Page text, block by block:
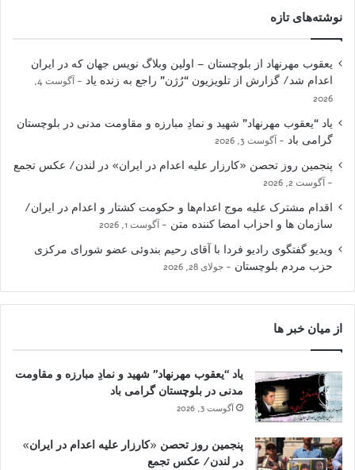
نوشته‌های تازه
یعقوب مهرنهاد از بلوچستان – اولین وبلاگ نویس جهان که در ایران
اعدام شد/ گزارش از تلویزیون “رُژن” راجع به زنده یاد
آگوست 4,
2026
یاد “یعقوب مهرنهاد” شهید و نمادِ مبارزه و مقاومت مدنی در بلوچستان
گرامی باد
آگوست 3, 2026
پنجمین روز تحصن «کارزار علیه اعدام در ایران» در لندن/ عکس تجمع
آگوست 2, 2026
اقدام مشترک علیه موج اعدام‌ها و حکومت کشتار و اعدام در ایران/
سازمان ها و احزاب امضا کننده متن
آگوست 1, 2026
ویدیو گفتگوی رادیو فردا با آقای رحیم بندوئی عضو شورای مرکزی
حزب مردم بلوچستان
جولای 28, 2026
از میان خبر ها
یاد “یعقوب مهرنهاد” شهید و نمادِ مبارزه و مقاومت
مدنی در بلوچستان گرامی باد
آگوست 3, 2026
پنجمین روز تحصن «کارزار علیه اعدام در ایران»
در لندن/ عکس تجمع